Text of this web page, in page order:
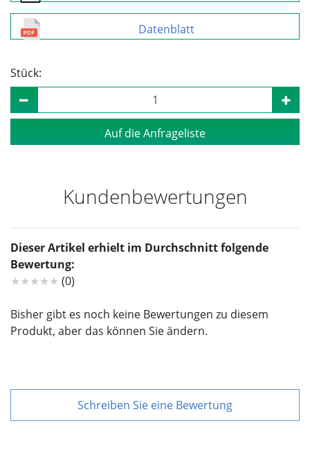
Datenblatt
Stück:
Auf die Anfrageliste
Kundenbewertungen
Dieser Artikel erhielt im Durchschnitt folgende
Bewertung:
★★★★★ (0)
Bisher gibt es noch keine Bewertungen zu diesem
Produkt, aber das können Sie ändern.
Schreiben Sie eine Bewertung